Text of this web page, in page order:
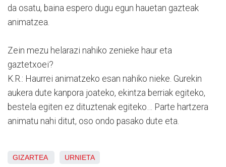
da osatu, baina espero dugu egun hauetan gazteak
animatzea.
Zein mezu helarazi nahiko zenieke haur eta
gaztetxoei?
K.R.: Haurrei animatzeko esan nahiko nieke. Gurekin
aukera dute kanpora joateko, ekintza berriak egiteko,
bestela egiten ez dituztenak egiteko… Parte hartzera
animatu nahi ditut, oso ondo pasako dute eta.
GIZARTEA URNIETA